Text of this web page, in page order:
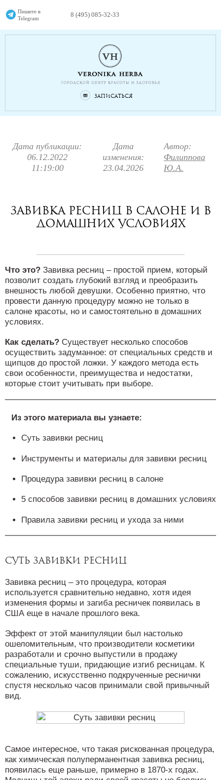
Пишите в
Telegram
8 (495) 085-32-33
Записаться
Дата публикации:
06.12.2022
11:19:00
Дата
изменения:
23.04.2026
Автор:
Филиппова
Ю.А.
Завивка ресниц в салоне и в
домашних условиях
Что это? Завивка ресниц – простой прием, который
позволит создать глубокий взгляд и преобразить
внешность любой девушки. Особенно приятно, что
провести данную процедуру можно не только в
салоне красоты, но и самостоятельно в домашних
условиях.
Как сделать? Существует несколько способов
осуществить задуманное: от специальных средств и
щипцов до простой ложки. У каждого метода есть
свои особенности, преимущества и недостатки,
которые стоит учитывать при выборе.
Из этого материала вы узнаете:
Суть завивки ресниц
Инструменты и материалы для завивки ресниц
Процедура завивки ресниц в салоне
5 способов завивки ресниц в домашних условиях
Правила завивки ресниц и ухода за ними
Суть завивки ресниц
Завивка ресниц – это процедура, которая
используется сравнительно недавно, хотя идея
изменения формы и загиба ресничек появилась в
США еще в начале прошлого века.
Эффект от этой манипуляции был настолько
ошеломительным, что производители косметики
разработали и срочно выпустили в продажу
специальные туши, придающие изгиб ресницам. К
сожалению, искусственно подкрученные реснички
спустя несколько часов принимали свой привычный
вид.
Самое интересное, что такая рискованная процедура,
как химическая полуперманентная завивка ресниц,
появилась еще раньше, примерно в 1870-х годах.